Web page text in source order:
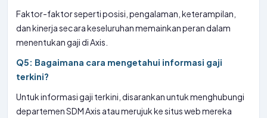
Faktor-faktor seperti posisi, pengalaman, keterampilan,
dan kinerja secara keseluruhan memainkan peran dalam
menentukan gaji di Axis.
Q5: Bagaimana cara mengetahui informasi gaji
terkini?
Untuk informasi gaji terkini, disarankan untuk menghubungi
departemen SDM Axis atau merujuk ke situs web mereka